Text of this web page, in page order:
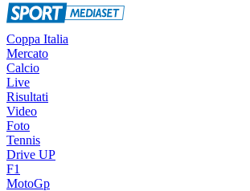
Coppa Italia
Mercato
Calcio
Live
Risultati
Video
Foto
Tennis
Drive UP
F1
MotoGp